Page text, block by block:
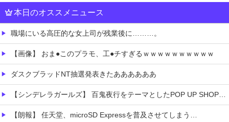
本日のオススメニュース
職場にいる高圧的な女上司が残業後に………。
【画像】 おま●このプラモ、工●チすぎるｗｗｗｗｗｗｗｗｗｗ
ダスクブラッドNT抽選発表きたああああああ
【シンデレラガールズ】 百鬼夜行をテーマとしたPOP UP SHOPが東京・大阪にて開催
【朗報】 任天堂、microSD Expressを普及させてしまう…